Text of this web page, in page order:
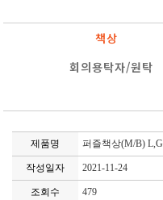
책상
회의용탁자/원탁
제품명 퍼즐책상(M/B) L,G
작성일자 2021-11-24
조회수 479